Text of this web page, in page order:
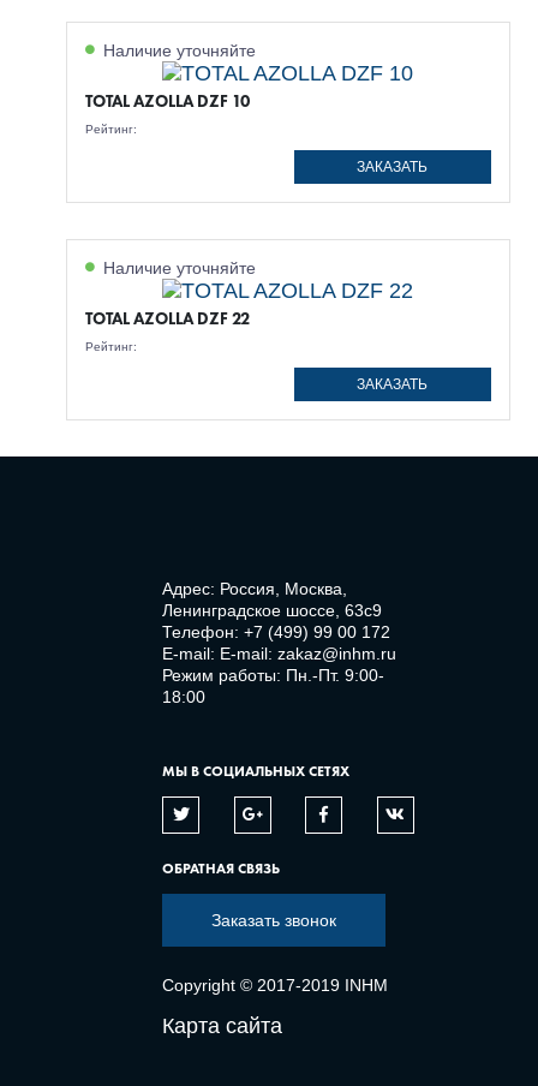
Наличие уточняйте
TOTAL AZOLLA DZF 10
Рейтинг:
ЗАКАЗАТЬ
Наличие уточняйте
TOTAL AZOLLA DZF 22
Рейтинг:
ЗАКАЗАТЬ
Адрес: Россия, Москва,
Ленинградское шоссе, 63с9
Телефон: +7 (499) 99 00 172
E-mail: E-mail: zakaz@inhm.ru
Режим работы: Пн.-Пт. 9:00-
18:00
МЫ В СОЦИАЛЬНЫХ СЕТЯХ
ОБРАТНАЯ СВЯЗЬ
Заказать звонок
Copyright © 2017-2019 INHM
Карта сайта